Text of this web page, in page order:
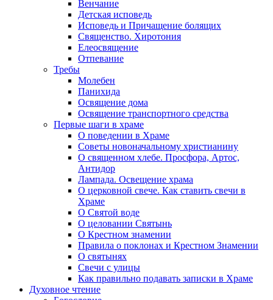
Венчание
Детская исповедь
Исповедь и Причащение болящих
Священство. Хиротония
Елеосвящение
Отпевание
Требы
Молебен
Панихида
Освящение дома
Освящение транспортного средства
Первые шаги в храме
О поведении в Храме
Советы новоначальному христианину
О священном хлебе. Просфора, Артос,
Антидор
Лампада. Освещение храма
О церковной свече. Как ставить свечи в
Храме
О Святой воде
О целовании Святынь
О Крестном знамении
Правила о поклонах и Крестном Знамении
О святынях
Свечи с улицы
Как правильно подавать записки в Храме
Духовное чтение